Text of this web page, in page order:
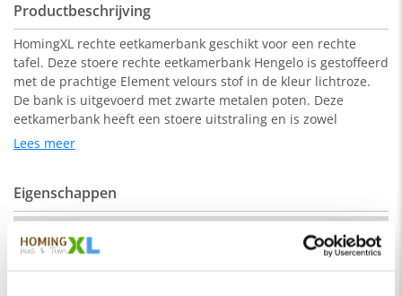
Productbeschrijving
HomingXL rechte eetkamerbank geschikt voor een rechte
tafel. Deze stoere rechte eetkamerbank Hengelo is gestoffeerd
met de prachtige Element velours stof in de kleur lichtroze.
De bank is uitgevoerd met zwarte metalen poten. Deze
eetkamerbank heeft een stoere uitstraling en is zowel
geschikt voor een industrieel als een modern interieur.
De kleur op de foto kan per computerscherm afwijken van de
werkelijkheid. Zeker weten dat dit de kleur is die je zoekt?
Vraag dan een stukje van de stof op via de knop "kleurstaal
aanvragen".
Lees meer
Eigenschappen
hengelo-recht-200-elm18
Montage